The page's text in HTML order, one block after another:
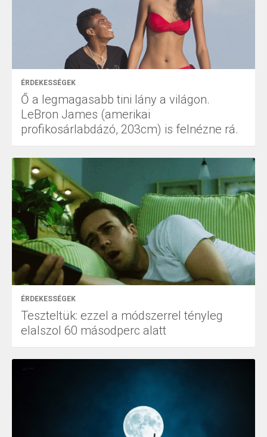
ÉRDEKESSÉGEK
Ő a legmagasabb tini lány a világon.
LeBron James (amerikai
profikosárlabdázó, 203cm) is felnézne rá.
ÉRDEKESSÉGEK
Teszteltük: ezzel a módszerrel tényleg
elalszol 60 másodperc alatt